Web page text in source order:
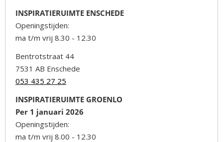
INSPIRATIERUIMTE ENSCHEDE
Openingstijden:
ma t/m vrij 8.30 - 12.30
Bentrotstraat 44
7531 AB Enschede
053 435 27 25
INSPIRATIERUIMTE GROENLO
Per 1 januari 2026
Openingstijden:
ma t/m vrij 8.00 - 12.30